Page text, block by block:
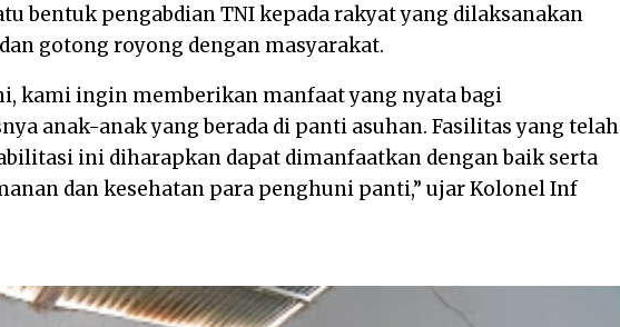
bentuk pengabdian TNI kepada rakyat yang dilaksanakan
gotong royong dengan masyarakat.
kami ingin memberikan manfaat yang nyata bagi
anak-anak yang berada di panti asuhan. Fasilitas yang telah
ini diharapkan dapat dimanfaatkan dengan baik serta
dan kesehatan para penghuni panti,” ujar Kolonel Inf